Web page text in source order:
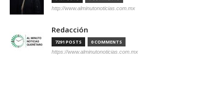
http://www.alminutonoticias.com.mx
Redacción
7291 POSTS 0 COMMENTS
https://www.alminutonoticias.com.mx